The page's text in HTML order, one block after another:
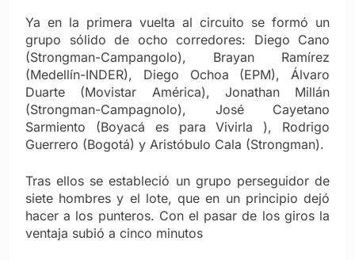
Ya en la primera vuelta al circuito se formó un
grupo sólido de ocho corredores: Diego Cano
(Strongman-Campangolo), Brayan Ramírez
(Medellín-INDER), Diego Ochoa (EPM), Álvaro
Duarte (Movistar América), Jonathan Millán
(Strongman-Campagnolo), José Cayetano
Sarmiento (Boyacá es para Vivirla ), Rodrigo
Guerrero (Bogotá) y Aristóbulo Cala (Strongman).
Tras ellos se estableció un grupo perseguidor de
siete hombres y el lote, que en un principio dejó
hacer a los punteros. Con el pasar de los giros la
ventaja subió a cinco minutos